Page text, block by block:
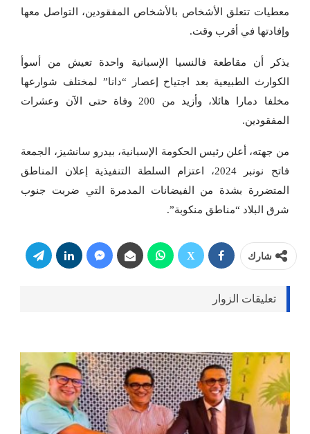
معطيات تتعلق الأشخاص بالأشخاص المفقودين، التواصل معها
وإفادتها في أقرب وقت.
يذكر أن مقاطعة فالنسيا الإسبانية واحدة تعيش من أسوأ
الكوارث الطبيعية بعد اجتياح إعصار “دانا” لمختلف شوارعها
مخلفا دمارا هائلا، وأزيد من 200 وفاة حتى الآن وعشرات
المفقودين.
من جهته، أعلن رئيس الحكومة الإسبانية، بيدرو سانشيز، الجمعة
فاتح نونبر 2024، اعتزام السلطة التنفيذية إعلان المناطق
المتضررة بشدة من الفيضانات المدمرة التي ضربت جنوب
شرق البلاد “مناطق منكوبة”.
شارك
تعليقات الزوار